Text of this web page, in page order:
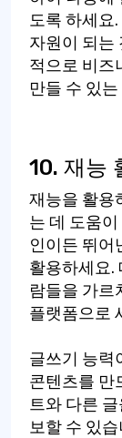
도록 하세요
자원이 되는
적으로 비즈
만들 수 있
10. 재능
재능을 활용
는 데 도움
인이든 뛰어
활용하세요.
람들을 가르
플랫폼으로
글쓰기 능력
콘텐츠를 만
트와 다른
보할 수 있